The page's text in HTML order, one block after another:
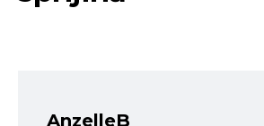
AnzelleB